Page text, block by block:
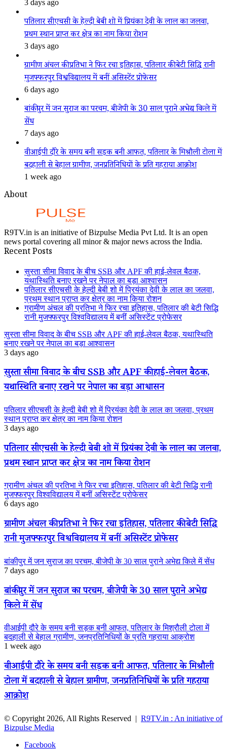
3 days ago
पतिलार सीएचसी के हेल्दी बेबी शो में प्रियंका देवी के लाल का जलवा,
प्रथम स्थान प्राप्त कर क्षेत्र का नाम किया रोशन
3 days ago
ग्रामीण अंचल की प्रतिभा ने फिर रचा इतिहास, पतिलार की बेटी सिद्धि रानी
मुजफ्फरपुर विश्वविद्यालय में बनीं असिस्टेंट प्रोफेसर
6 days ago
बांकीपुर में जन सुराज का परचम, बीजेपी के 30 साल पुराने अभेद्य किले में
सेंध
7 days ago
वीआईपी दौरे के समय बनी सड़क बनी आफत, पतिलार के मिश्रौली टोला में
बदहाली से बेहाल ग्रामीण, जनप्रतिनिधियों के प्रति गहराया आक्रोश
1 week ago
About
R9TV.in is an initiative of Bizpulse Media Pvt Ltd. It is an open
news portal covering all minor & major news across the India.
Recent Posts
सुस्ता सीमा विवाद के बीच SSB और APF की हाई-लेवल बैठक,
यथास्थिति बनाए रखने पर नेपाल का बड़ा आश्वासन
पतिलार सीएचसी के हेल्दी बेबी शो में प्रियंका देवी के लाल का जलवा,
प्रथम स्थान प्राप्त कर क्षेत्र का नाम किया रोशन
ग्रामीण अंचल की प्रतिभा ने फिर रचा इतिहास, पतिलार की बेटी सिद्धि
रानी मुजफ्फरपुर विश्वविद्यालय में बनीं असिस्टेंट प्रोफेसर
सुस्ता सीमा विवाद के बीच SSB और APF की हाई-लेवल बैठक, यथास्थिति
बनाए रखने पर नेपाल का बड़ा आश्वासन
3 days ago
सुस्ता सीमा विवाद के बीच SSB और APF की हाई-लेवल बैठक,
यथास्थिति बनाए रखने पर नेपाल का बड़ा आश्वासन
पतिलार सीएचसी के हेल्दी बेबी शो में प्रियंका देवी के लाल का जलवा, प्रथम
स्थान प्राप्त कर क्षेत्र का नाम किया रोशन
3 days ago
पतिलार सीएचसी के हेल्दी बेबी शो में प्रियंका देवी के लाल का जलवा,
प्रथम स्थान प्राप्त कर क्षेत्र का नाम किया रोशन
ग्रामीण अंचल की प्रतिभा ने फिर रचा इतिहास, पतिलार की बेटी सिद्धि रानी
मुजफ्फरपुर विश्वविद्यालय में बनीं असिस्टेंट प्रोफेसर
6 days ago
ग्रामीण अंचल की प्रतिभा ने फिर रचा इतिहास, पतिलार की बेटी सिद्धि
रानी मुजफ्फरपुर विश्वविद्यालय में बनीं असिस्टेंट प्रोफेसर
बांकीपुर में जन सुराज का परचम, बीजेपी के 30 साल पुराने अभेद्य किले में सेंध
7 days ago
बांकीपुर में जन सुराज का परचम, बीजेपी के 30 साल पुराने अभेद्य
किले में सेंध
वीआईपी दौरे के समय बनी सड़क बनी आफत, पतिलार के मिश्रौली टोला में
बदहाली से बेहाल ग्रामीण, जनप्रतिनिधियों के प्रति गहराया आक्रोश
1 week ago
वीआईपी दौरे के समय बनी सड़क बनी आफत, पतिलार के मिश्रौली
टोला में बदहाली से बेहाल ग्रामीण, जनप्रतिनिधियों के प्रति गहराया
आक्रोश
© Copyright 2026, All Rights Reserved | R9TV.in : An initiative of
Bizpulse Media
Facebook